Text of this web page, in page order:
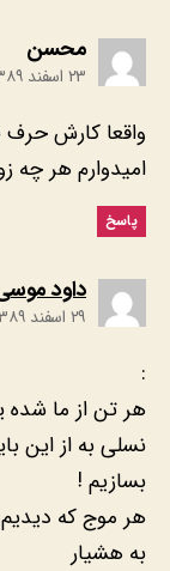
محسن
۲۳ اسفند ۱۳۸۹ در ۱۱:۵۸ ق٫ظ
واقعا کارش حرف
امیدوارم هر چه
پاسخ
داود
۲۹ اسفند ۱۳۸۹ در ۲:۴۳ ب٫ظ
:
هر تن از ما شده
نسلی به از این
بسازیم !
هر موج که
به هشیار